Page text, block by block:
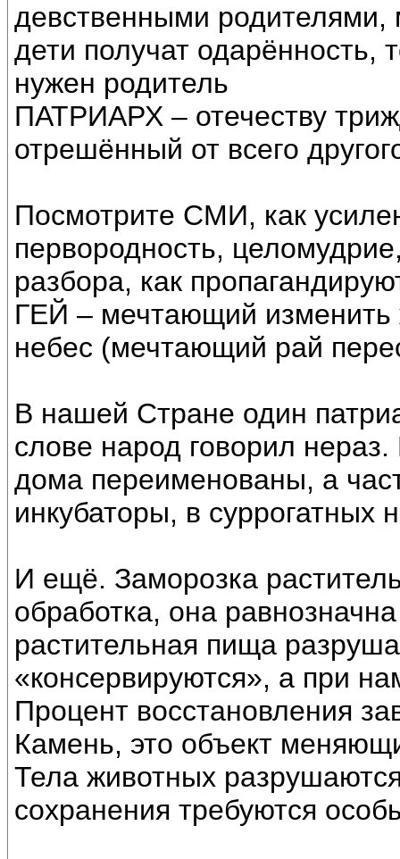
девственными родителями,
дети получат одарённость,
нужен родитель
ПАТРИАРХ – отечеству
отрешённый от всего
Посмотрите СМИ, как
первородность,
разбора, как
ГЕЙ – мечтающий изменить
небес (мечтающий рай
В нашей Стране один
слове народ говорил
дома переименованы, а
инкубаторы, в суррогатных
И ещё. Заморозка
обработка, она
растительная пища
«консервируются», а при
Процент восстановления
Камень, это объект
Тела животных
сохранения требуются